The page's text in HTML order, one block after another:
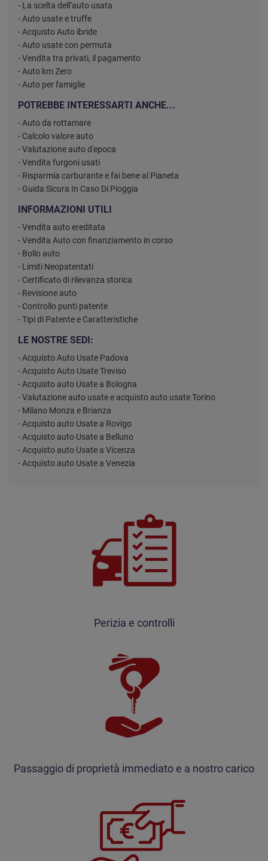
- La scelta dell’auto usata
- Auto usate e truffe
- Acquisto Auto ibride
- Auto usate con permuta
- Vendita tra privati, il pagamento
- Auto km Zero
- Auto per famiglie
POTREBBE INTERESSARTI ANCHE...
- Auto da rottamare
- Calcolo valore auto
- Valutazione auto d'epoca
- Vendita furgoni usati
- Risparmia carburante e fai bene al Pianeta
- Guida Sicura In Caso Di Pioggia
INFORMAZIONI UTILI
- Vendita auto ereditata
- Vendita Auto con finanziamento in corso
- Bollo auto
- Limiti Neopatentati
- Certificato di rilevanza storica
- Revisione auto
- Controllo punti patente
- Tipi di Patente e Caratteristiche
LE NOSTRE SEDI:
- Acquisto Auto Usate Padova
- Acquisto Auto Usate Treviso
- Acquisto auto Usate a Bologna
- Valutazione auto usate e acquisto auto usate Torino
- Milano Monza e Brianza
- Acquisto auto Usate a Rovigo
- Acquisto auto Usate a Belluno
- Acquisto auto Usate a Vicenza
- Acquisto auto Usate a Venezia
Perizia e controlli
Passaggio di proprietà immediato e a nostro carico